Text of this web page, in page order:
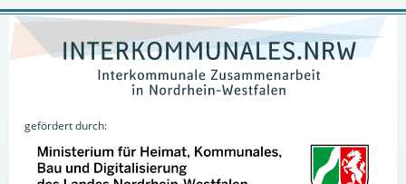
gefördert durch: